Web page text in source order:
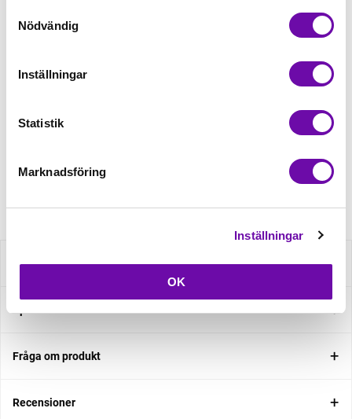
Nödvändig
Inställningar
Statistik
Marknadsföring
Inställningar
OK
Beställningsvara
Beskrivning
Specifikation
Fråga om produkt
Recensioner